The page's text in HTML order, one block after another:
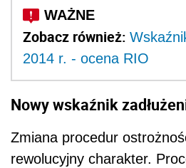
Zobacz również:
2014 r. - ocena RIO
Nowy wskaźnik
Zmiana procedur
rewolucyjny charakter.